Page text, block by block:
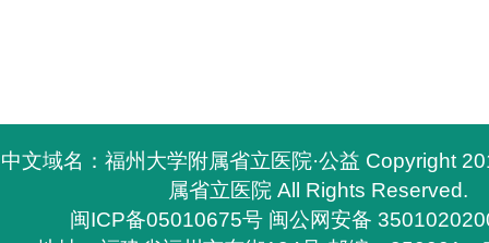
中文域名：福州大学附属省立医院·公益 Copyright
属省立医院 All Rights Reserved.
闽ICP备05010675号 闽公网安备